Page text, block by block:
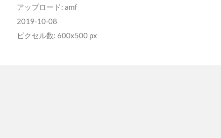
アップロード: amf
2019-10-08
ピクセル数: 600x500 px